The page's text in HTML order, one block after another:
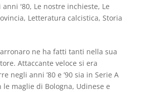
anni '80, Le nostre inchieste, Le
, Letteratura calcistica, Storia
ne ha fatti tanti nella sua
Attaccante veloce si era
negli anni ’80 e ’90 sia in Serie A
le maglie di Bologna, Udinese e